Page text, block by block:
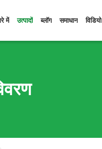
में उत्पादों ब्लॉग समाधान विडियो